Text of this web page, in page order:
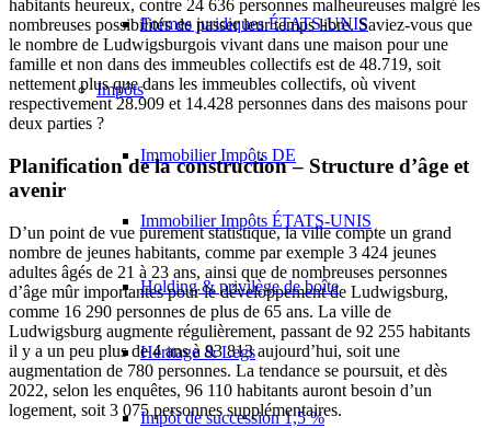
Formes juridiques ÉTATS-UNIS
Impôts
Immobilier Impôts DE
Immobilier Impôts ÉTATS-UNIS
Holding & privilège de boîte
Héritage & Legs
Impôt de succession 1,5 %
habitants heureux, contre 24 636 personnes malheureuses malgré les
nombreuses possibilités de passer leur temps libre. Saviez-vous que
le nombre de Ludwigsburgois vivant dans une maison pour une
famille et non dans des immeubles collectifs est de 48.719, soit
nettement plus que dans les immeubles collectifs, où vivent
respectivement 28.909 et 14.428 personnes dans des maisons pour
deux parties ?
Planification de la construction – Structure d’âge et
avenir
D’un point de vue purement statistique, la ville compte un grand
nombre de jeunes habitants, comme par exemple 3 424 jeunes
adultes âgés de 21 à 23 ans, ainsi que de nombreuses personnes
d’âge mûr importantes pour le développement de Ludwigsburg,
comme 16 290 personnes de plus de 65 ans. La ville de
Ludwigsburg augmente régulièrement, passant de 92 255 habitants
il y a un peu plus de 4 ans à 93 813 aujourd’hui, soit une
augmentation de 780 personnes. La tendance se poursuit, et dès
2022, selon les enquêtes, 96 110 habitants auront besoin d’un
logement, soit 3 075 personnes supplémentaires.